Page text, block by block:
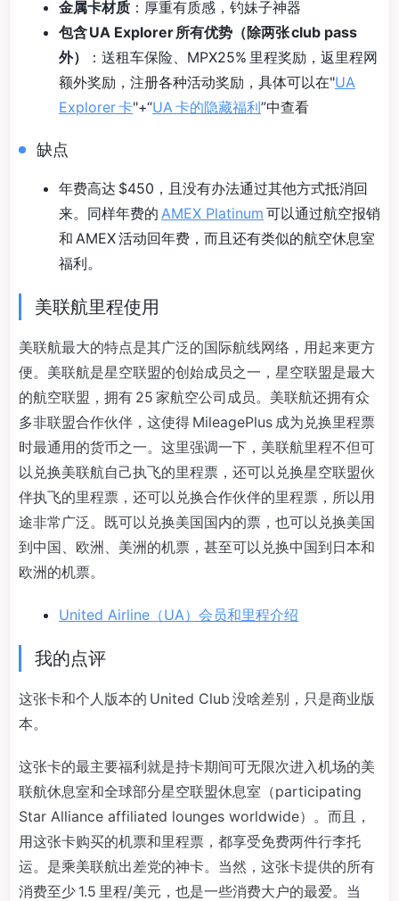
金属卡材质 ：厚重有质感，钓妹子神器
包含 UA Explorer 所有优势（除两张 club pass
外）
：送租车保险、MPX25% 里程奖励，返里程网
额外奖励，注册各种活动奖励，具体可以在"UA
Explorer 卡"+“UA 卡的隐藏福利”中查看
缺点
年费高达 $450，且没有办法通过其他方式抵消回
来。同样年费的 AMEX Platinum 可以通过航空报销
和 AMEX 活动回年费，而且还有类似的航空休息室
福利。
美联航里程使用
美联航最大的特点是其广泛的国际航线网络，用起来更方
便。美联航是星空联盟的创始成员之一，星空联盟是最大
的航空联盟，拥有 25 家航空公司成员。美联航还拥有众
多非联盟合作伙伴，这使得 MileagePlus 成为兑换里程票
时最通用的货币之一。这里强调一下，美联航里程不但可
以兑换美联航自己执飞的里程票，还可以兑换星空联盟伙
伴执飞的里程票，还可以兑换合作伙伴的里程票，所以用
途非常广泛。既可以兑换美国国内的票，也可以兑换美国
到中国、欧洲、美洲的机票，甚至可以兑换中国到日本和
欧洲的机票。
United Airline（UA）会员和里程介绍
我的点评
这张卡和个人版本的 United Club 没啥差别，只是商业版
本。
这张卡的最主要福利就是持卡期间可无限次进入机场的美
联航休息室和全球部分星空联盟休息室（participating
Star Alliance affiliated lounges worldwide）。而且，
用这张卡购买的机票和里程票，都享受免费两件行李托
运。是乘美联航出差党的神卡。当然，这张卡提供的所有
消费至少 1.5 里程/美元，也是一些消费大户的最爱。当